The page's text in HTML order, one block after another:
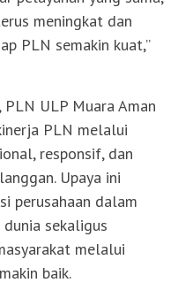
meningkat dan
PLN semakin kuat,”
ULP Muara Aman
PLN melalui
responsif, dan
Upaya ini
perusahaan dalam
sekaligus
melalui
baik.